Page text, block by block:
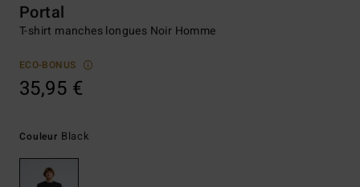
Portal
T-shirt manches longues Noir Homme
ECO-BONUS
35,95 €
Couleur Black